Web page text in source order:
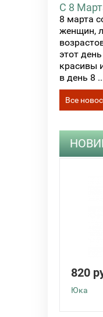
С 8
8 марта
женщин,
этот
красивы
в день 8
Все
820
Юка